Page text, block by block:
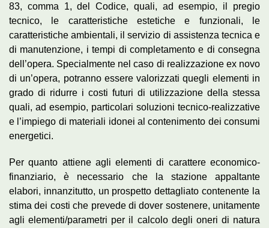
83, comma 1, del Codice, quali, ad esempio, il pregio
tecnico, le caratteristiche estetiche e funzionali, le
caratteristiche ambientali, il servizio di assistenza tecnica e
di manutenzione, i tempi di completamento e di consegna
dell’opera. Specialmente nel caso di realizzazione ex novo
di un’opera, potranno essere valorizzati quegli elementi in
grado di ridurre i costi futuri di utilizzazione della stessa
quali, ad esempio, particolari soluzioni tecnico-realizzative
e l’impiego di materiali idonei al contenimento dei consumi
energetici.
Per quanto attiene agli elementi di carattere economico-
finanziario, è necessario che la stazione appaltante
elabori, innanzitutto, un prospetto dettagliato contenente la
stima dei costi che prevede di dover sostenere, unitamente
agli elementi/parametri per il calcolo degli oneri di natura